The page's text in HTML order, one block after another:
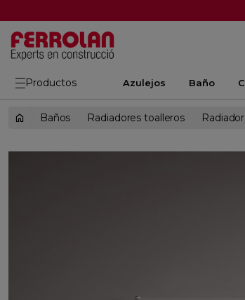
Productos Azulejos Baño
Baños Radiadores toalleros